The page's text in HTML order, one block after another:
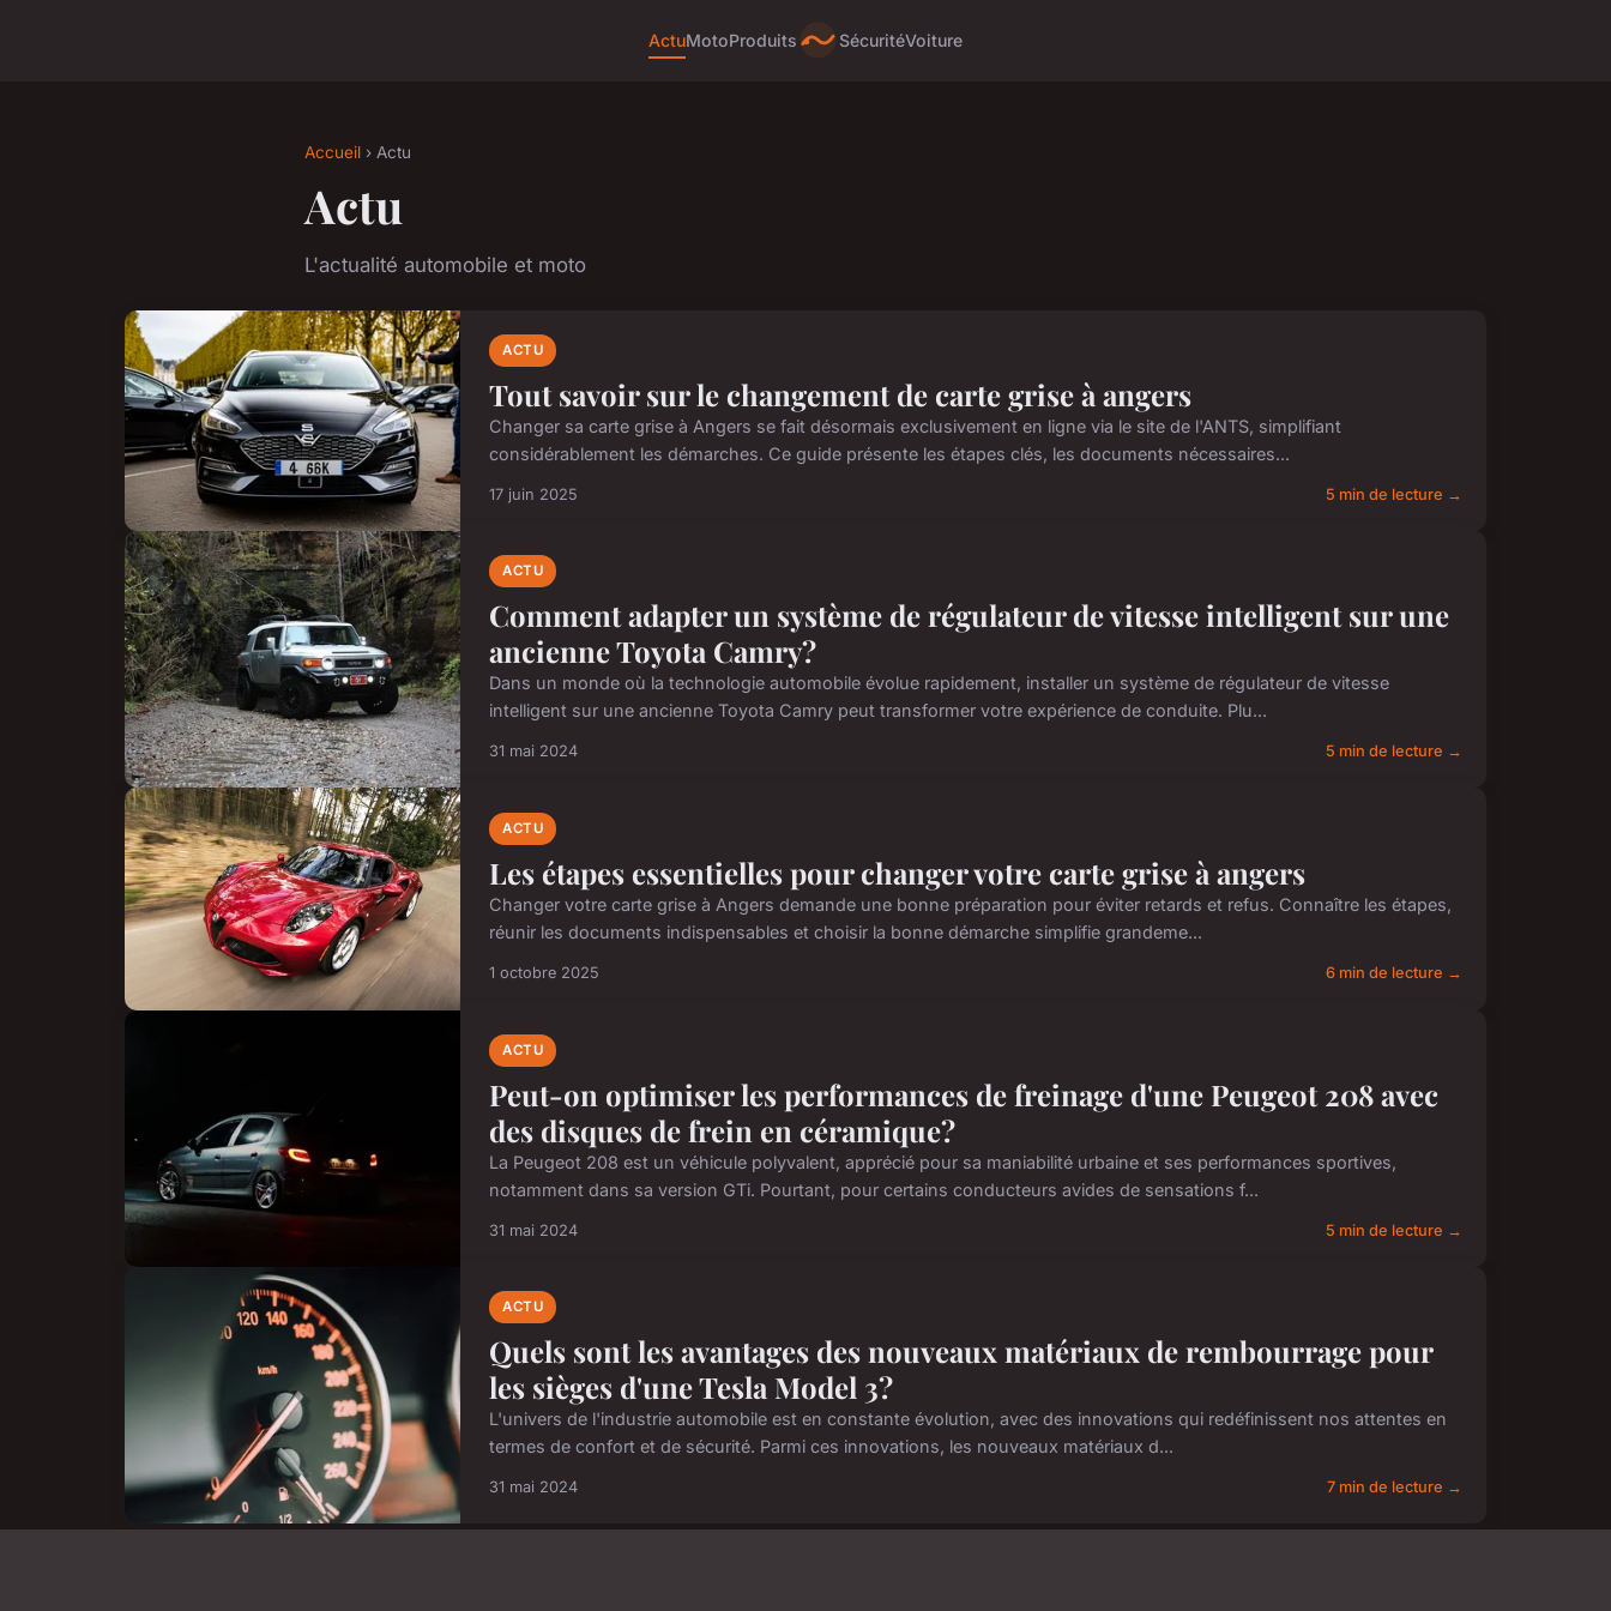
ActuMotoProduits SécuritéVoiture
Accueil › Actu
Actu
L'actualité automobile et moto
ACTU
Tout savoir sur le changement de carte grise à angers
Changer sa carte grise à Angers se fait désormais exclusivement en ligne via le site de l'ANTS, simplifiant
considérablement les démarches. Ce guide présente les étapes clés, les documents nécessaires...
17 juin 2025 5 min de lecture →
ACTU
Comment adapter un système de régulateur de vitesse intelligent sur une
ancienne Toyota Camry?
Dans un monde où la technologie automobile évolue rapidement, installer un système de régulateur de vitesse
intelligent sur une ancienne Toyota Camry peut transformer votre expérience de conduite. Plu...
31 mai 2024 5 min de lecture →
ACTU
Les étapes essentielles pour changer votre carte grise à angers
Changer votre carte grise à Angers demande une bonne préparation pour éviter retards et refus. Connaître les étapes,
réunir les documents indispensables et choisir la bonne démarche simplifie grandeme...
1 octobre 2025 6 min de lecture →
ACTU
Peut-on optimiser les performances de freinage d'une Peugeot 208 avec
des disques de frein en céramique?
La Peugeot 208 est un véhicule polyvalent, apprécié pour sa maniabilité urbaine et ses performances sportives,
notamment dans sa version GTi. Pourtant, pour certains conducteurs avides de sensations f...
31 mai 2024 5 min de lecture →
ACTU
Quels sont les avantages des nouveaux matériaux de rembourrage pour
les sièges d'une Tesla Model 3?
L'univers de l'industrie automobile est en constante évolution, avec des innovations qui redéfinissent nos attentes en
termes de confort et de sécurité. Parmi ces innovations, les nouveaux matériaux d...
31 mai 2024 7 min de lecture →